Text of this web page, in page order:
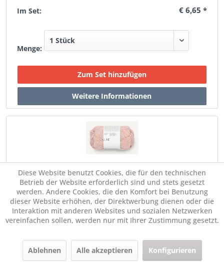
Im Set: € 6,65 *
Menge:
SANDNES Line 3511 Rosé
Im Set: € 6,65 *
Menge:
Diese Website benutzt Cookies, die für den technischen
Betrieb der Website erforderlich sind und stets gesetzt
werden. Andere Cookies, die den Komfort bei Benutzung
dieser Website erhöhen, der Direktwerbung dienen oder die
Interaktion mit anderen Websites und sozialen Netzwerken
vereinfachen sollen, werden nur mit Ihrer Zustimmung gesetzt.
Ablehnen Alle akzeptieren Konfigurieren